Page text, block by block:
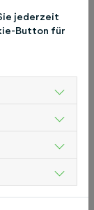
jederzeit
Button für